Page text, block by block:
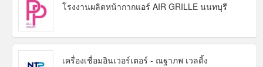
โรงงานผลิตหน้ากากแอร์ AIR GRILLE นนทบุรี
เครื่องเชื่อมอินเวอร์เตอร์ - ณฐาภพ เวลดิ้ง